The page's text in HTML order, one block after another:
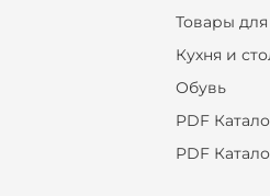
Товары
Кухня и
Обувь
PDF
PDF